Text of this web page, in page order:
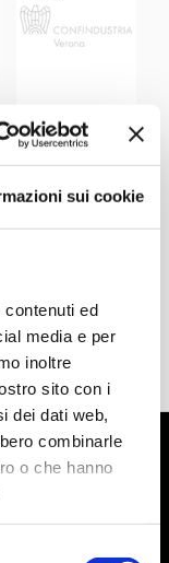
sui cookie
ed
media e per
inoltre
sito con i
dei dati web,
combinarle
o che hanno